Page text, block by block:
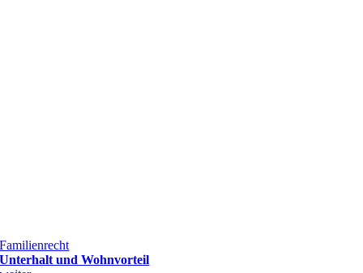
Familienrecht
Unterhalt und Wohnvorteil